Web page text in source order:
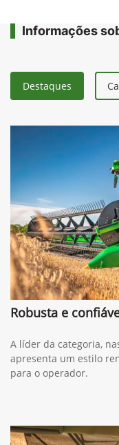
Informações
Destaques
Robusta e
A líder da categoria,
apresenta um estilo
para o operador.